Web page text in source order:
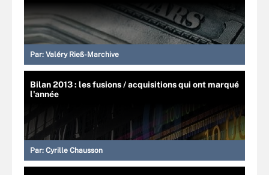
Par: Valéry Rieß-Marchive
Bilan 2013 : les fusions / acquisitions qui ont marqué
l'année
Par: Cyrille Chausson